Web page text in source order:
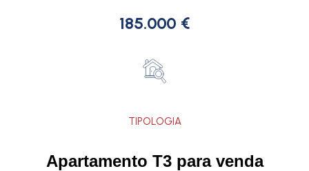
185.000 €
TIPOLOGIA
Apartamento T3 para venda